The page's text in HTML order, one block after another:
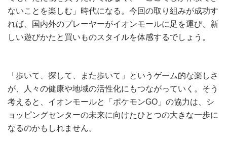
ないことを楽しむ」時代になる。今回の取り組みが成功す
れば、国内外のプレーヤーがイオンモールに足を運び、新
しい遊びかたと買いものスタイルを体感するでしょう。
「歩いて、探して、また歩いて」というゲーム的な楽しさ
が、人々の健康や地域の活性化にもつながっていく。そう
考えると、イオンモールと「ポケモンGO」の協力は、シ
ョッピングセンターの未来に向けたひとつの大きな一歩に
なるのかもしれません。